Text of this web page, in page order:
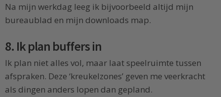
Na mijn werkdag leeg ik bijvoorbeeld altijd mijn
bureaublad en mijn downloads map.
8. Ik plan buffers in
Ik plan niet alles vol, maar laat speelruimte tussen
afspraken. Deze ‘kreukelzones’ geven me veerkracht
als dingen anders lopen dan gepland.